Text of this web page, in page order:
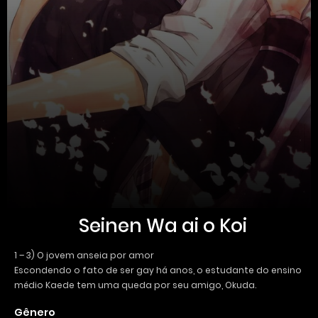
Seinen Wa ai o Koi
1 – 3) O jovem anseia por amor
Escondendo o fato de ser gay há anos, o estudante do ensino
médio Kaede tem uma queda por seu amigo, Okuda.
Gênero